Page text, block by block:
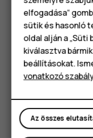
lehetőséget.
Tipp:Az
Beállítások>
lehetőségre.
Az
Mobilhálózat
lehetőséget.
elfogadása“
sütik és hasonló
oldal alján a
kiválasztva
beállításokat.
vonatkozó
Az összes